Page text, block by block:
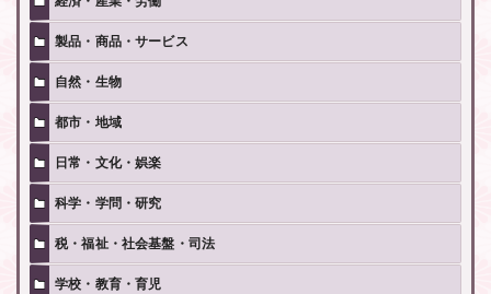
製品・商品・サービス
自然・生物
都市・地域
日常・文化・娯楽
科学・学問・研究
税・福祉・社会基盤・司法
学校・教育・育児